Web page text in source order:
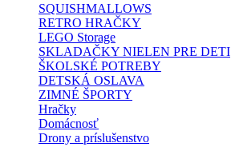
SQUISHMALLOWS
RETRO HRAČKY
LEGO Storage
SKLADAČKY NIELEN PRE DETI
ŠKOLSKÉ POTREBY
DETSKÁ OSLAVA
ZIMNÉ ŠPORTY
Hračky
Domácnosť
Drony a príslušenstvo